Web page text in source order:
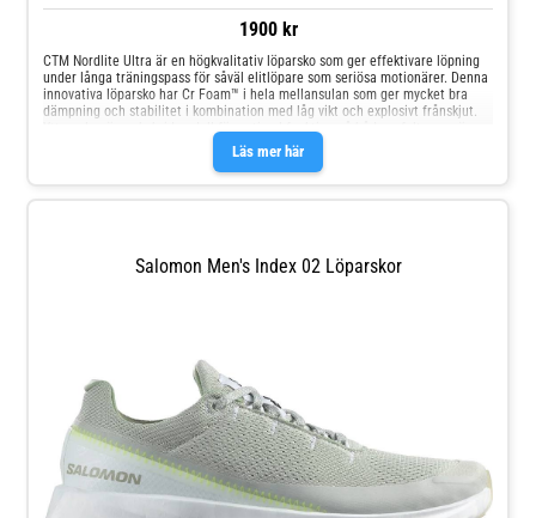
1900 kr
Läs mer här
CTM Nordlite Ultra är en högkvalitativ löparsko som ger effektivare löpning
under långa träningspass för såväl elitlöpare som seriösa motionärer. Denna
innovativa löparsko har Cr Foam™ i hela mellansulan som ger mycket bra
dämpning och stabilitet i kombination med låg vikt och explosivt frånskjut.
och enklare skogsterräng medan ovandelen är gjord av högfunktionell mesh
för effektiv ventilation. Ett bra val för både elitlöpare och hängivna
motionärer. CTM – innovation i världsklass CTM står för Craft Tailored
ger en mjuk och följsam löpkänsla på de flesta typer av underlag. Materialet
är framställt med en miljövänlig teknik,
Salomon Men's Index 02 Löparskor